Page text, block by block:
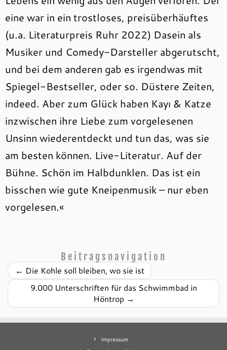
eine war in ein trostloses, preisüberhäuftes
(u.a. Literaturpreis Ruhr 2022) Dasein als
Musiker und Comedy-Darsteller abgerutscht,
und bei dem anderen gab es irgendwas mit
Spiegel-Bestseller, oder so. Düstere Zeiten,
indeed. Aber zum Glück haben Kayı & Katze
inzwischen ihre Liebe zum vorgelesenen
Unsinn wiederentdeckt und tun das, was sie
am besten können. Live-Literatur. Auf der
Bühne. Schön im Halbdunklen. Das ist ein
bisschen wie gute Kneipenmusik – nur eben
vorgelesen.«
Beitragsnavigation
← Die Kohle soll bleiben, wo sie ist
9.000 Unterschriften für das Schwimmbad in
Höntrop →
Impressum